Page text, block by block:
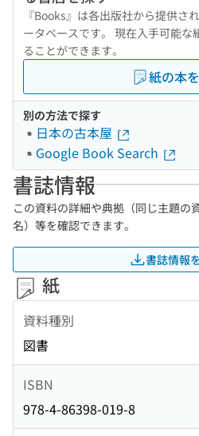
『Books』は各出版社から提供さ
ータベースです。 現在入手可能な
ることができます。
紙の本
別の方法で探す
日本の古本屋
Google Book Search
書誌情報
この資料の詳細や典拠（同じ主題の
名）等を確認できます。
書誌情報
紙
資料種別
図書
ISBN
978-4-86398-019-8